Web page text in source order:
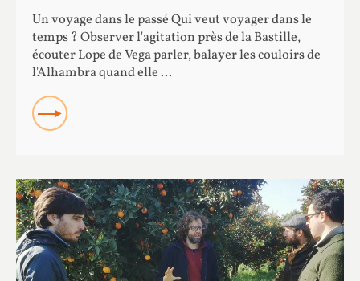
Un voyage dans le passé Qui veut voyager dans le
temps ? Observer l'agitation près de la Bastille,
écouter Lope de Vega parler, balayer les couloirs de
l'Alhambra quand elle ...
READ